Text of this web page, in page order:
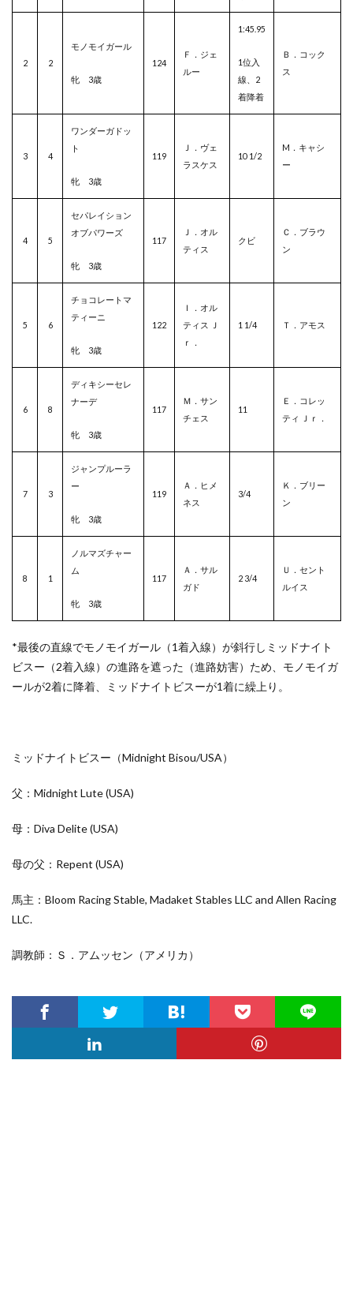
2 2
モノモイガール
牝 3歳
124
Ｆ．ジェ
ルー
1:45.95
1位入
線、2
着降着
Ｂ．コック
ス
3 4
ワンダーガドッ
ト
牝 3歳
119
Ｊ．ヴェ
ラスケス
10 1/2
M．キャシ
ー
4 5
セパレイション
オブパワーズ
牝 3歳
117
Ｊ．オル
ティス
クビ
Ｃ．ブラウ
ン
5 6
チョコレートマ
ティーニ
牝 3歳
122
Ｉ．オル
ティス Ｊ
ｒ．
1 1/4 Ｔ．アモス
6 8
ディキシーセレ
ナーデ
牝 3歳
117
Ｍ．サン
チェス
11
Ｅ．コレッ
ティ Ｊｒ．
7 3
ジャンプルーラ
ー
牝 3歳
119
Ａ．ヒメ
ネス
3/4
Ｋ．ブリー
ン
8 1
ノルマズチャー
ム
牝 3歳
117
Ａ．サル
ガド
2 3/4
Ｕ．セント
ルイス
*最後の直線でモノモイガール（1着入線）が斜行しミッドナイト
ビスー（2着入線）の進路を遮った（進路妨害）ため、モノモイガ
ールが2着に降着、ミッドナイトビスーが1着に繰上り。
ミッドナイトビスー（Midnight Bisou/USA）
父：Midnight Lute(USA)
母：Diva Delite(USA)
母の父：Repent (USA)
馬主：Bloom Racing Stable, Madaket Stables LLC and Allen Racing
LLC.
調教師：Ｓ．アムッセン（アメリカ）